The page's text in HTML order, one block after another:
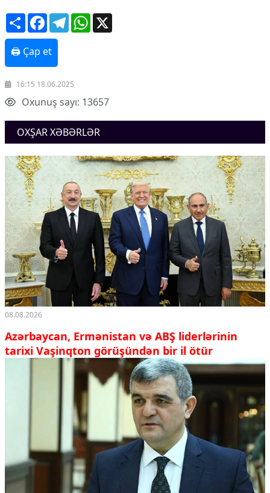
Hadisə
Sağlamlıq
Sosium
Mənəvi dəyərlər
Texnologiya
Mətbuat-150
Əlaqə
Missiyamız
ShareFacebookTelegramWhatsApp
🖨 Çap et
16:15 18.06.2025
Oxunuş sayı: 13657
OXŞAR XƏBƏRLƏR
08.08.2026
Azərbaycan, Ermənistan və ABŞ liderlərinin
tarixi Vaşinqton görüşündən bir il ötür